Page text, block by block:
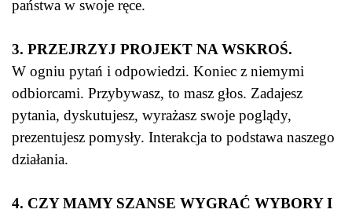
państwa w swoje ręce.
3. PRZEJRZYJ PROJEKT NA WSKROŚ.
W ogniu pytań i odpowiedzi. Koniec z niemymi
odbiorcami. Przybywasz, to masz głos. Zadajesz
pytania, dyskutujesz, wyrażasz swoje poglądy,
prezentujesz pomysły. Interakcja to podstawa naszego
działania.
4. CZY MAMY SZANSE WYGRAĆ WYBORY I